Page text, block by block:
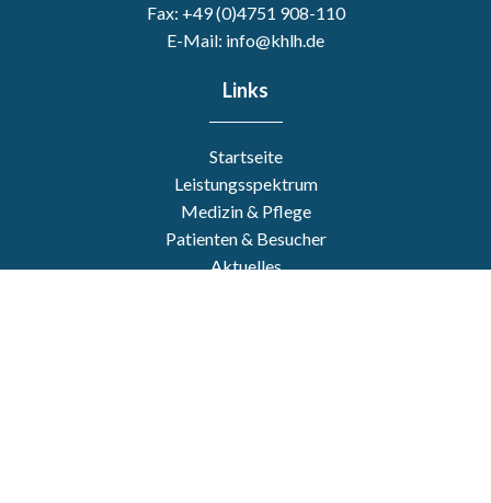
Fax: +49 (0)4751 908-110
E-Mail: info@khlh.de
Links
Startseite
Leistungsspektrum
Medizin & Pflege
Patienten & Besucher
Aktuelles